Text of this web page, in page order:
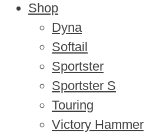
Shop
Dyna
Softail
Sportster
Sportster S
Touring
Victory Hammer